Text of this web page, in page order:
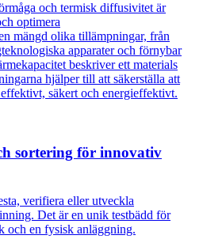
och termisk diffusivitet är
optimera
mängd olika tillämpningar, från
apparater och förnybar
beskriver ett materials
hjälper till att säkerställa att
säkert och energieffektivt.
sortering för innovativ
verifiera eller utveckla
Det är en unik testbädd för
och en fysisk anläggning.